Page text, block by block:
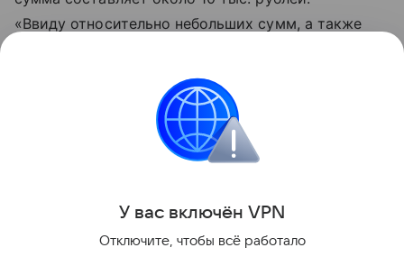
«Ввиду относительно небольших сумм, а также
к заблокированному устройству при наличии
документов, подтверждающих право
собственности, данные преступления имеют
высокую латентность», — подытожили в МВД.
Поделиться
У вас включён VPN
Отключите, чтобы всё работало